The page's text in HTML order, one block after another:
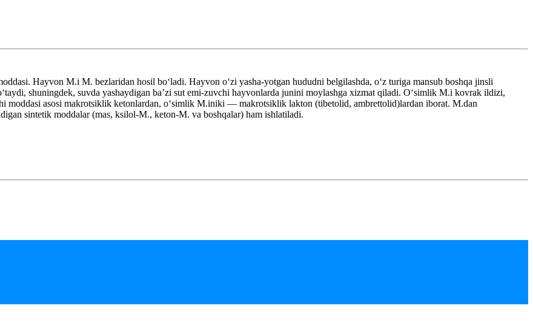
Hayvon M.i M. bezlaridan hosil boʻladi. Hayvon oʻzi yasha-yotgan hududni belgilashda, oʻz turiga mansub boshqa jinsli
shuningdek, suvda yashaydigan baʼzi sut emi-zuvchi hayvonlarda junini moylashga xizmat qiladi. Oʻsimlik M.i kovrak ildizi,
moddasi asosi makrotsiklik ketonlardan, oʻsimlik M.iniki — makrotsiklik lakton (tibetolid, ambrettolid)lardan iborat. M.dan
sintetik moddalar (mas, ksilol-M., keton-M. va boshqalar) ham ishlatiladi.